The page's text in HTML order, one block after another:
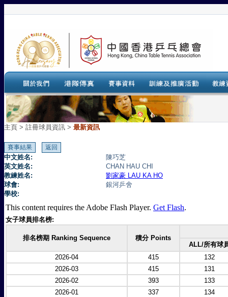
主頁 > 註冊球員資訊 > 最新資訊
中文姓名:
陳巧芝
英文姓名:
CHAN HAU CHI
教練姓名:
劉家豪 LAU KA HO
球會:
銀河乒舍
學校:
This content requires the Adobe Flash Player. Get Flash.
女子球員排名榜:
排名榜期 Ranking Sequence
積分 Points
ALL/所有球
2026-04
415
132
2026-03
415
131
2026-02
393
133
2026-01
337
134